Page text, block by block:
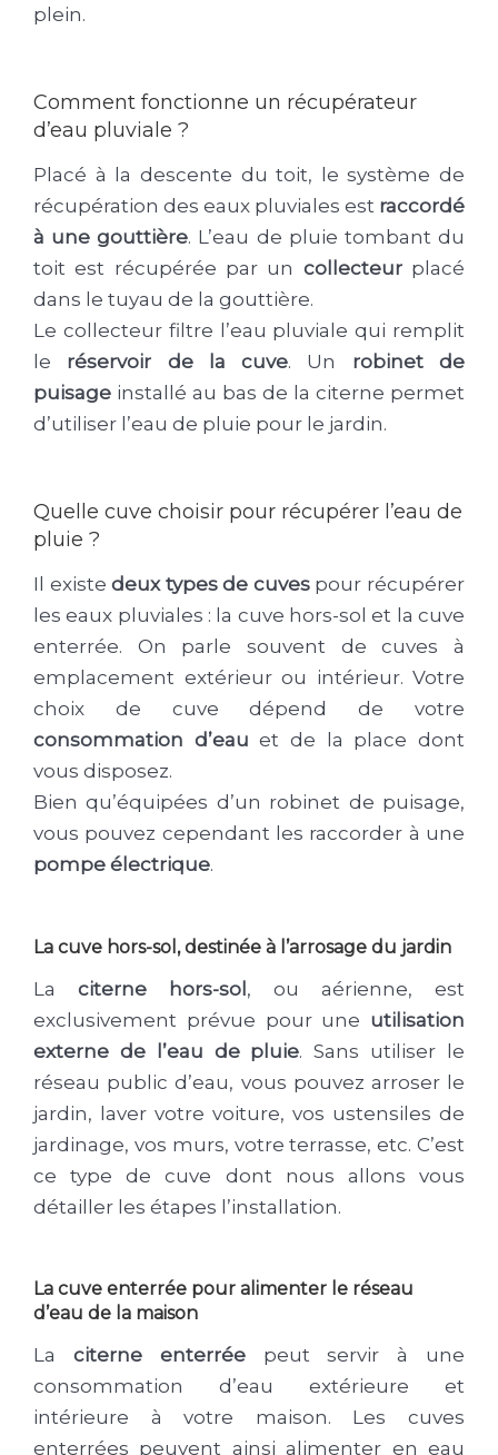
plein.
Comment fonctionne un récupérateur
d’eau pluviale ?
Placé à la descente du toit, le système de
récupération des eaux pluviales est raccordé
à une gouttière. L’eau de pluie tombant du
toit est récupérée par un collecteurplacé
dans le tuyau de la gouttière.
Le collecteur filtre l’eau pluviale qui remplit
le réservoir de la cuve. Un robinet de
puisage installé au bas de la citerne permet
d’utiliser l’eau de pluie pour le jardin.
Quelle cuve choisir pour récupérer l’eau de
pluie ?
Il existedeux types de cuvespour récupérer
les eaux pluviales : la cuve hors-sol et la cuve
enterrée. On parle souvent de cuves à
emplacement extérieur ou intérieur. Votre
choix de cuve dépend de votre
consommation d’eau et de la place dont
vous disposez.
Bien qu’équipées d’un robinet de puisage,
vous pouvez cependant les raccorder à une
pompe électrique.
La cuve hors-sol, destinée à l’arrosage du jardin
La citerne hors-sol, ou aérienne, est
exclusivement prévue pour une utilisation
externe de l’eau de pluie. Sans utiliser le
réseau public d’eau, vous pouvez arroser le
jardin, laver votre voiture, vos ustensiles de
jardinage, vos murs, votre terrasse, etc. C’est
ce type de cuve dont nous allons vous
détailler les étapes l’installation.
La cuve enterrée pour alimenter le réseau
d’eau de la maison
La citerne enterréepeut servir à une
consommation d’eau extérieure et
intérieure à votre maison. Les cuves
enterrées peuvent ainsi alimenter en eau